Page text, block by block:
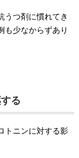
うつ剤に慣れてき
も少なからずあり
る
トニンに対する影